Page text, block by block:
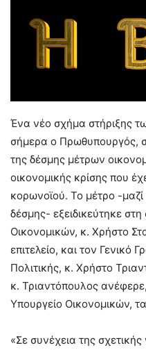
Ένα νέο σχήμα στήριξης
σήμερα ο Πρωθυπουργός,
της δέσμης μέτρων
οικονομικής κρίσης που
κορωνοϊού. Το μέτρο -
δέσμης- εξειδικεύτηκε
Οικονομικών, κ. Χρήστο
επιτελείο, και τον Γενικό
Πολιτικής, κ. Χρήστο
κ. Τριαντόπουλος
Υπουργείο Οικονομικών,
«Σε συνέχεια της